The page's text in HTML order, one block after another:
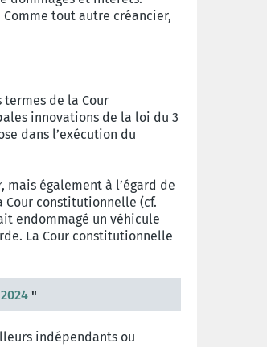
tout autre créancier,
de la Cour
innovations de la loi du 3
dans l’exécution du
également à l’égard de
Cour constitutionnelle (cf.
endommagé un véhicule
La Cour constitutionnelle
"
indépendants ou